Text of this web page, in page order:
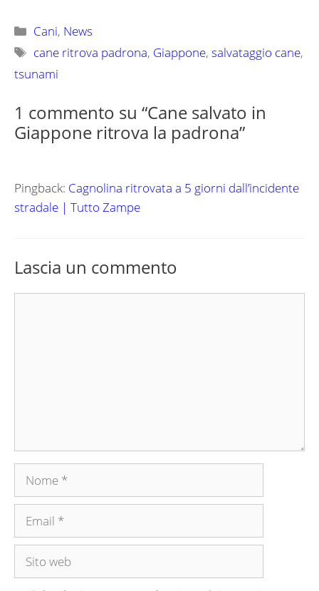
Categorie
Cani, News
Tag
cane ritrova padrona, Giappone,salvataggio cane,
tsunami
1 commento su “Cane salvato in
Giappone ritrova la padrona”
Pingback: Cagnolina ritrovata a 5 giorni dall’incidente
stradale | Tutto Zampe
Lascia un commento
Nome
Email
Sito